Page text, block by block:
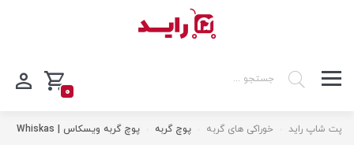
0
پت شاپ راید خوراکی های گربه پوچ گربه پوچ گربه ویسکاس | Whiskas